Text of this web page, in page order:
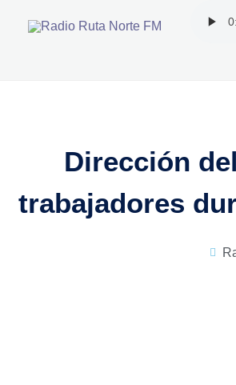
Dirección
trabajadores